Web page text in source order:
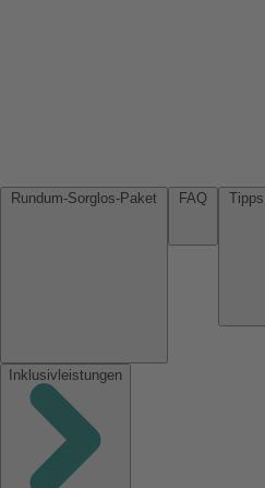
Inklusivleistungen